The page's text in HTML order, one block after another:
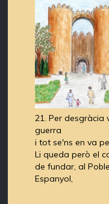
21. Per desgràcia
guerra
i tot se'ns en va
Li queda però el
de fundar, al Poble
Espanyol,